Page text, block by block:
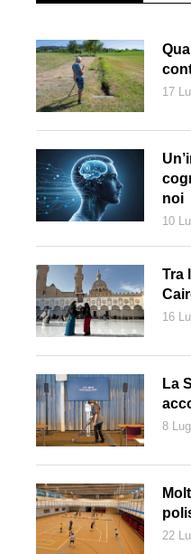
Una scena di «The Congo
17
noi
10
Tra
16
La
8
22